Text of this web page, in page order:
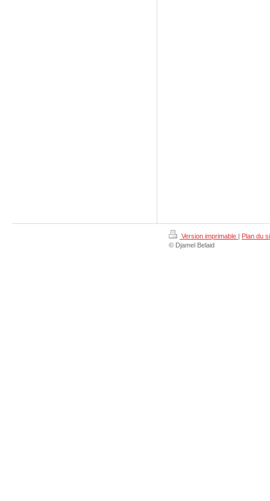
Version imprimable | Plan du
© Djamel Belaid